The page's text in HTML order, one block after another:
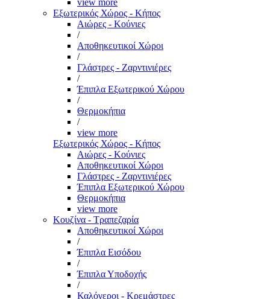
view more
Εξωτερικός Χώρος - Κήπος
Αιώρες - Κούνιες
/
Αποθηκευτικοί Χώροι
/
Γλάστρες - Ζαρντινιέρες
/
Έπιπλα Εξωτερικού Χώρου
/
Θερμοκήπια
/
view more
Εξωτερικός Χώρος - Κήπος
Αιώρες - Κούνιες
Αποθηκευτικοί Χώροι
Γλάστρες - Ζαρντινιέρες
Έπιπλα Εξωτερικού Χώρου
Θερμοκήπια
view more
Κουζίνα - Τραπεζαρία
Αποθηκευτικοί Χώροι
/
Έπιπλα Εισόδου
/
Έπιπλα Υποδοχής
/
Καλόγεροι - Κρεμάστρες